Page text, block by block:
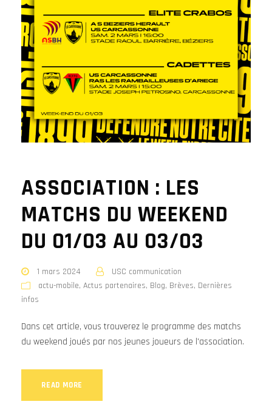
ASSOCIATION : LES
MATCHS DU WEEKEND
DU 01/03 AU 03/03
1 mars 2024
USC communication
actu-mobile, Actus partenaires, Blog, Brèves, Dernières
infos
Dans cet article, vous trouverez le programme des matchs
du weekend joués par nos jeunes joueurs de l'association.
READ MORE